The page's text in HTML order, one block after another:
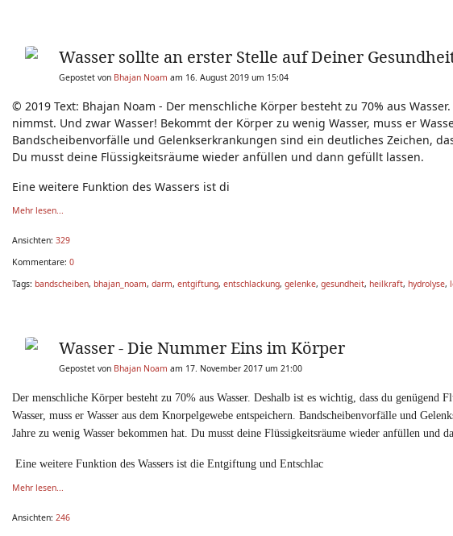
Wasser sollte an erster Stelle auf Deiner
Gepostet von Bhajan Noam am 16. August 2019 um 15:04
© 2019 Text: Bhajan Noam - Der menschliche Körper besteht zu 70% aus
nimmst. Und zwar Wasser! Bekommt der Körper zu wenig Wasser, muss er
Bandscheibenvorfälle und Gelenkserkrankungen sind ein deutliches Zeichen,
Du musst deine Flüssigkeitsräume wieder anfüllen und dann gefüllt lassen.
Eine weitere Funktion des Wassers ist di
Mehr lesen...
Ansichten: 329
Kommentare: 0
Tags: bandscheiben, bhajan_noam, darm, entgiftung, entschlackung, gelenke, gesundheit, heilkraft, hydrolyse,
Wasser - Die Nummer Eins im Körper
Gepostet von Bhajan Noam am 17. November 2017 um 21:00
Der menschliche Körper besteht zu 70% aus Wasser. Deshalb ist es wichtig, dass du
Wasser, muss er Wasser aus dem Knorpelgewebe entspeichern. Bandscheibenvorfälle und
Jahre zu wenig Wasser bekommen hat. Du musst deine Flüssigkeitsräume wieder anfüllen und
Eine weitere Funktion des Wassers ist die Entgiftung und Entschlac
Mehr lesen...
Ansichten: 246